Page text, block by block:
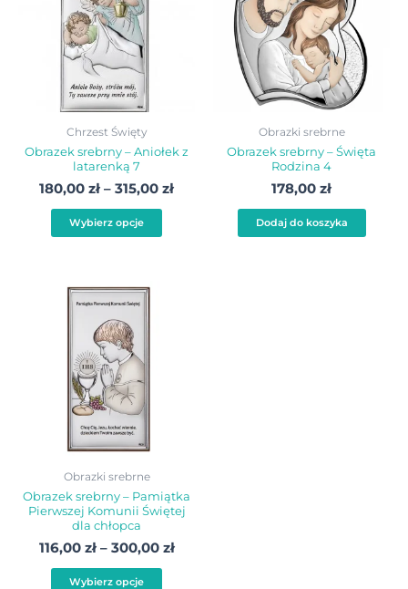
Chrzest Święty
Obrazek srebrny – Aniołek z
latarenką 7
180,00 zł – 315,00 zł
Wybierz opcje
wariantów.
na
Obrazki srebrne
Obrazek srebrny – Święta
Rodzina 4
178,00 zł
Dodaj do koszyka
Obrazki srebrne
Obrazek srebrny – Pamiątka
Pierwszej Komunii Świętej
dla chłopca
116,00 zł – 300,00 zł
Wybierz opcje
na
stronie
produktu